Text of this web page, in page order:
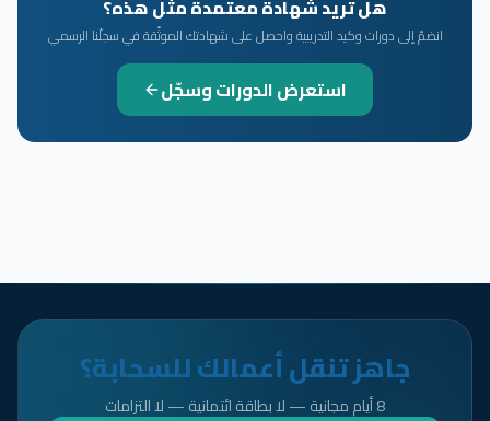
هل تريد شهادة معتمدة مثل هذه؟
انضمّ إلى دورات وكيد التدريبية واحصل على شهادتك الموثّقة في سجلّنا الرسمي
استعرض الدورات وسجّل
جاهز تنقل أعمالك للسحابة؟
8 أيام مجانية — لا بطاقة ائتمانية — لا التزامات